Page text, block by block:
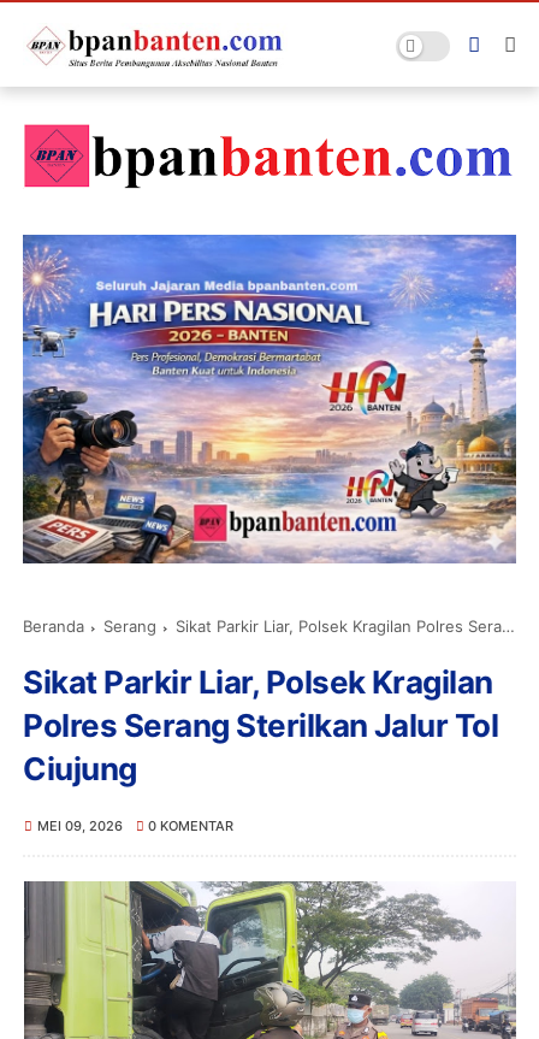
Beranda Serang Sikat Parkir Liar, Polsek Kragilan Polres Serang Sterilkan Jalur Tol Ciujung
Sikat Parkir Liar, Polsek Kragilan
Polres Serang Sterilkan Jalur Tol
Ciujung
MEI 09, 2026 0 KOMENTAR